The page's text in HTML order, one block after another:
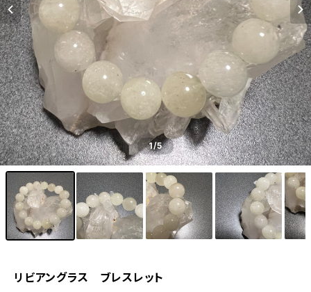
1/5
リビアングラス ブレスレット